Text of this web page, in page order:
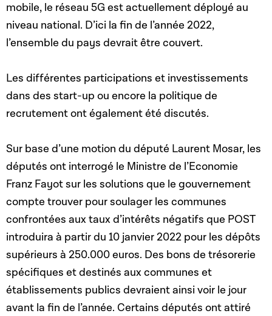
mobile, le réseau 5G est actuellement déployé au
niveau national. D’ici la fin de l’année 2022,
l’ensemble du pays devrait être couvert.
Les différentes participations et investissements
dans des start-up ou encore la politique de
recrutement ont également été discutés.
Sur base d’une motion du député Laurent Mosar, les
députés ont interrogé le Ministre de l’Economie
Franz Fayot sur les solutions que le gouvernement
compte trouver pour soulager les communes
confrontées aux taux d’intérêts négatifs que POST
introduira à partir du 10 janvier 2022 pour les dépôts
supérieurs à 250.000 euros. Des bons de trésorerie
spécifiques et destinés aux communes et
établissements publics devraient ainsi voir le jour
avant la fin de l’année. Certains députés ont attiré